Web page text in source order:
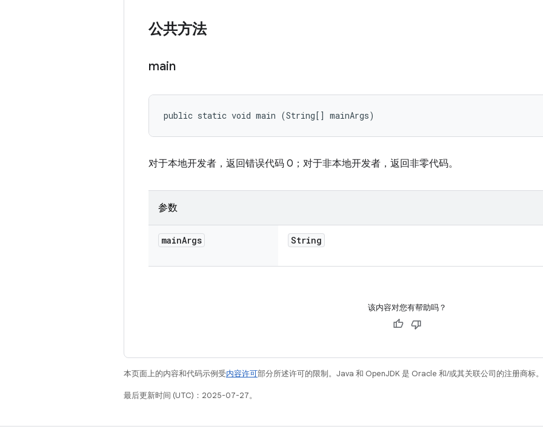
公共方法
main
public static void main (String[] mainArgs)
对于本地开发者，返回错误代码 0；对于非本地开发者，返回非零代码。
参数
mainArgs String
该内容对您有帮助吗？
本页面上的内容和代码示例受内容许可部分所述许可的限制。Java 和 OpenJDK 是 Oracle 和/或其关联公司的注册商标。
最后更新时间 (UTC)：2025-07-27。